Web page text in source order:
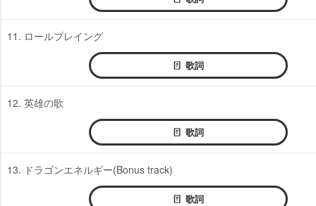
11. ロールプレイング
歌詞
12. 英雄の歌
歌詞
13. ドラゴンエネルギー(Bonus track)
歌詞